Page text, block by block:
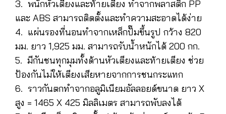
3. พนักหัวเตียงและท้ายเตียง ทำจากพลาสติก PP
และ ABS สามารถติดตั้งและทำความสะอาดได้ง่าย
4. แผ่นรองที่นอนทำจากเหล็กปั๊มขึ้นรูป กว้าง 820
มม. ยาว 1,925 มม. สามารถรับน้ำหนักได้ 200 กก.
5. มีกันชนทุกมุมทั้งด้านหัวเตียงและท้ายเตียง ช่วย
ป้องกันไม่ให้เตียงเสียหายจากการชนกระแทก
6. ราวกันตกทำจากอลูมิเนียมอัลลอยด์ขนาด ยาว X
สูง = 1465 X 425 มิลลิเมตร สามารถพับลงได้